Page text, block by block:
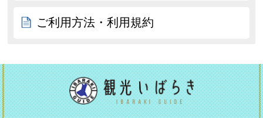
ご利用方法・利用規約